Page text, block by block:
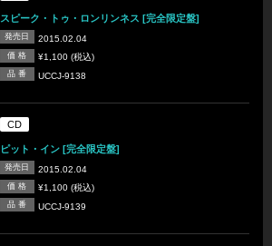
スピーク・トゥ・ロンリンネス [完全限定盤]
発売日 2015.02.04
価 格 ¥1,100 (税込)
品 番 UCCJ-9138
CD
ピット・イン [完全限定盤]
発売日 2015.02.04
価 格 ¥1,100 (税込)
品 番 UCCJ-9139